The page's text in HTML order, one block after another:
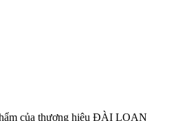
của thương hiệu ĐÀI LOAN